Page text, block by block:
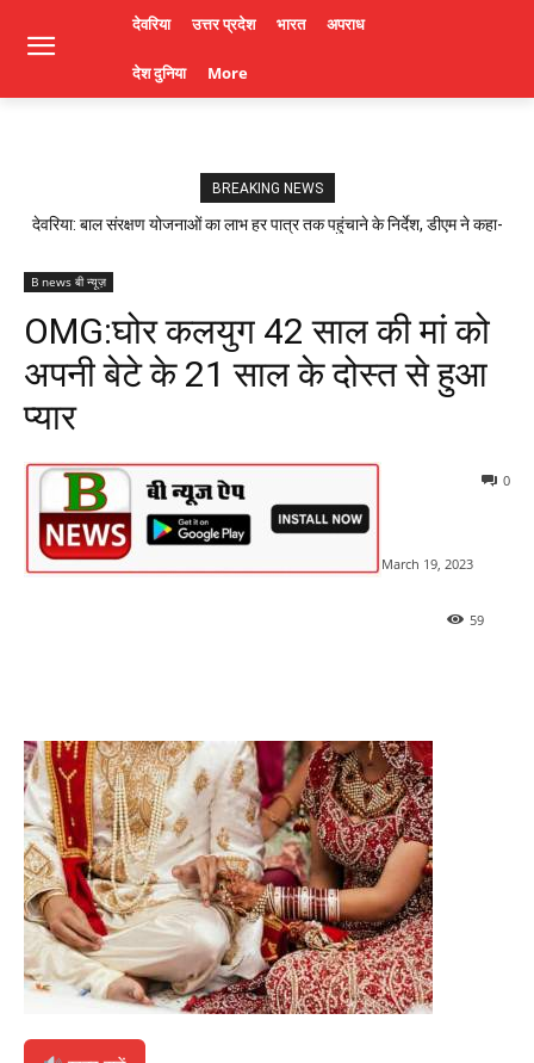
देवरिया उत्तर प्रदेश भारत अपराध
देश दुनिया More
BREAKING NEWS
देवरिया: बाल संरक्षण योजनाओं का लाभ हर पात्र तक पहुंचाने के निर्देश, डीएम ने कहा-
B news बी न्यूज़
OMG:घोर कलयुग 42 साल की मां को
अपनी बेटे के 21 साल के दोस्त से हुआ
प्यार
March 19, 2023
0
59